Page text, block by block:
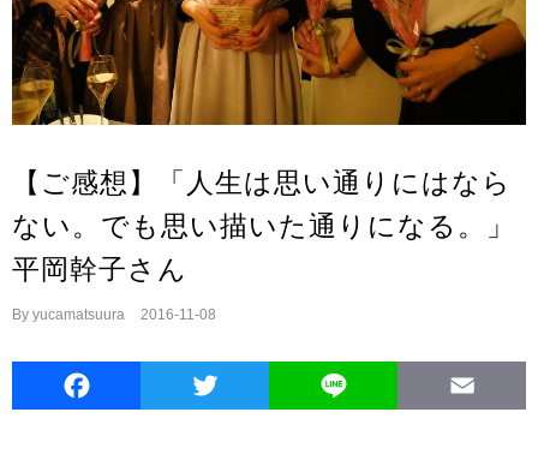
【ご感想】「人生は思い通りにはなら
ない。でも思い描いた通りになる。」
平岡幹子さん
By yucamatsuura 2016-11-08
Facebook Twitter